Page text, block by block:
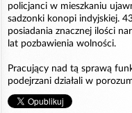
policjanci w mieszkaniu
sadzonki konopi indyjskiej.
posiadania znacznej ilości
lat pozbawienia wolności.
Pracujący nad tą sprawą
podejrzani działali w